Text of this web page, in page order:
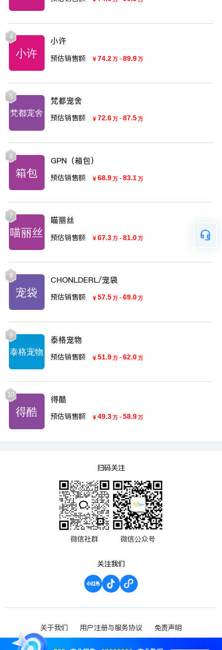
4 小许
预估销售额 ￥ 74.2万 - 89.9万
5 梵都宠舍
预估销售额 ￥ 72.6万 - 87.5万
6 GPN（箱包）
预估销售额 ￥ 68.9万 - 83.1万
7 喵丽丝
预估销售额 ￥ 67.3万 - 81.0万
8 CHONLDERL/宠袋
预估销售额 ￥ 57.5万 - 69.0万
9 泰格宠物
预估销售额 ￥ 51.9万 - 62.0万
10 得酷
预估销售额 ￥ 49.3万 - 58.9万
扫码关注
微信社群 微信公众号
关注我们
关于我们 用户注册与服务协议 免责声明